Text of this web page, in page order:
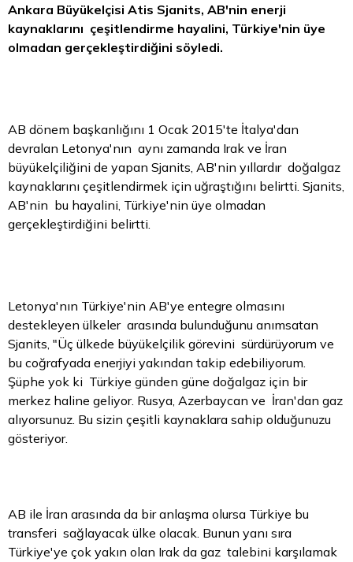
Ankara Büyükelçisi Atis Sjanits, AB'nin enerji
kaynaklarını çeşitlendirme hayalini, Türkiye'nin üye
olmadan gerçekleştirdiğini söyledi.
AB dönem başkanlığını 1 Ocak 2015'te İtalya'dan
devralan Letonya'nın aynı zamanda Irak ve İran
büyükelçiliğini de yapan Sjanits, AB'nin yıllardır doğalgaz
kaynaklarını çeşitlendirmek için uğraştığını belirtti. Sjanits,
AB'nin bu hayalini, Türkiye'nin üye olmadan
gerçekleştirdiğini belirtti.
Letonya'nın Türkiye'nin AB'ye entegre olmasını
destekleyen ülkeler arasında bulunduğunu anımsatan
Sjanits, "Üç ülkede büyükelçilik görevini sürdürüyorum ve
bu coğrafyada enerjiyi yakından takip edebiliyorum.
Şüphe yok ki Türkiye günden güne doğalgaz için bir
merkez haline geliyor. Rusya, Azerbaycan ve İran'dan gaz
alıyorsunuz. Bu sizin çeşitli kaynaklara sahip olduğunuzu
gösteriyor.
AB ile İran arasında da bir anlaşma olursa Türkiye bu
transferi sağlayacak ülke olacak. Bunun yanı sıra
Türkiye'ye çok yakın olan Irak da gaz talebini karşılamak